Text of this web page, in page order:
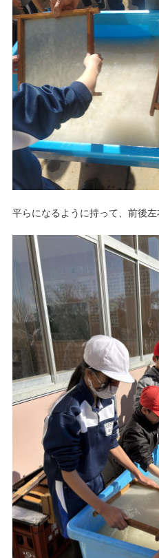
平らになるように持って、前後左